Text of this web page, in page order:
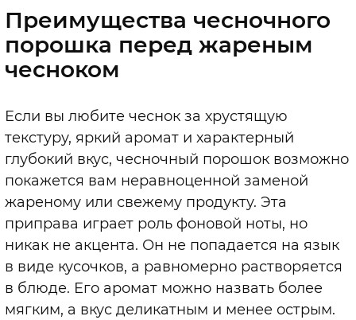
Преимущества чесночного
порошка перед жареным
чесноком
Если вы любите чеснок за хрустящую
текстуру, яркий аромат и характерный
глубокий вкус, чесночный порошок возможно
покажется вам неравноценной заменой
жареному или свежему продукту. Эта
приправа играет роль фоновой ноты, но
никак не акцента. Он не попадается на язык
в виде кусочков, а равномерно растворяется
в блюде. Его аромат можно назвать более
мягким, а вкус деликатным и менее острым.